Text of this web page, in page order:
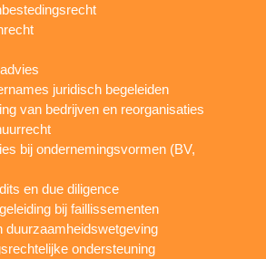
juridisch begeleiden
van bedrijven en reorganisaties
bij ondernemingsvormen (BV,
en due diligence
bij faillissementen
duurzaamheidswetgeving
ondersteuning